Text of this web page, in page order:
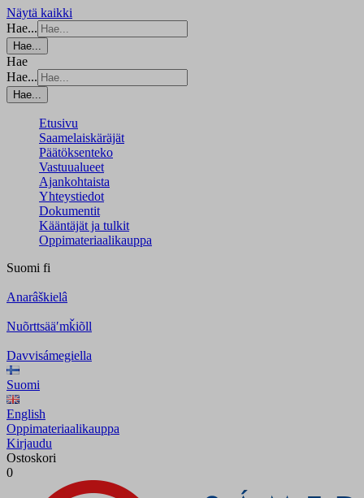
Näytä kaikki
Hae...
Hae...
Hae
Hae...
Hae...
Etusivu
Saamelaiskäräjät
Päätöksenteko
Vastuualueet
Ajankohtaista
Yhteystiedot
Dokumentit
Kääntäjät ja tulkit
Oppimateriaalikauppa
Suomi fi
Anarâškielâ
Nuõrttsääʹmǩiõll
Davvisámegiella
Suomi
English
Oppimateriaalikauppa
Kirjaudu
Ostoskori
0